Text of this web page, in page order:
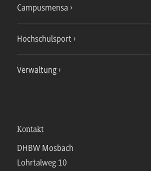
Campusmensa
Hochschulsport
Verwaltung
Kontakt
DHBW Mosbach
Lohrtalweg 10